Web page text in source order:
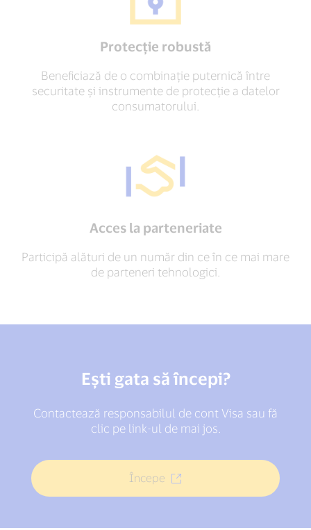
Protecție robustă
Beneficiază de o combinație puternică între
securitate și instrumente de protecție a datelor
consumatorului.
Acces la parteneriate
Participă alături de un număr din ce în ce mai mare
de parteneri tehnologici.
Ești gata să începi?
Contactează responsabilul de cont Visa sau fă
clic pe link-ul de mai jos.
Începe